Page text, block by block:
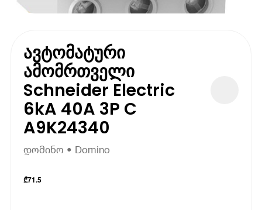
ავტომატური
ამომრთველი
Schneider Electric
6kA 40A 3P C
A9K24340
დომინო • Domino
₾71.5